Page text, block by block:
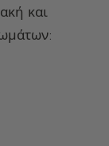
και